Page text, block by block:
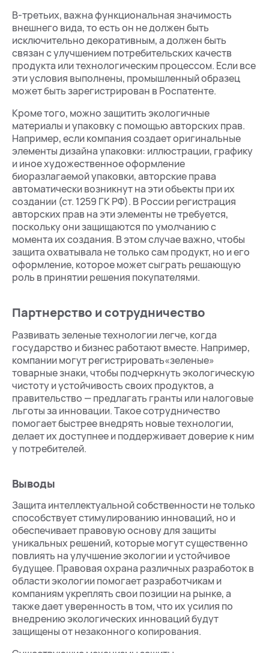
В-третьих, важна функциональная значимость
внешнего вида, то есть он не должен быть
исключительно декоративным, а должен быть
связан с улучшением потребительских качеств
продукта или технологическим процессом. Если все
эти условия выполнены, промышленный образец
может быть зарегистрирован в Роспатенте.
Кроме того, можно защитить экологичные
материалы и упаковку с помощью авторских прав.
Например, если компания создает оригинальные
элементы дизайна упаковки: иллюстрации, графику
и иное художественное оформление
биоразлагаемой упаковки, авторские права
автоматически возникнут на эти объекты при их
создании (ст. 1259 ГК РФ). В России регистрация
авторских прав на эти элементы не требуется,
поскольку они защищаются по умолчанию с
момента их создания. В этом случае важно, чтобы
защита охватывала не только сам продукт, но и его
оформление, которое может сыграть решающую
роль в принятии решения покупателями.
Партнерство и сотрудничество
Развивать зеленые технологии легче, когда
государство и бизнес работают вместе. Например,
компании могут регистрировать«зеленые»
товарные знаки, чтобы подчеркнуть экологическую
чистоту и устойчивость своих продуктов, а
правительство — предлагать гранты или налоговые
льготы за инновации. Такое сотрудничество
помогает быстрее внедрять новые технологии,
делает их доступнее и поддерживает доверие к ним
у потребителей.
Выводы
Защита интеллектуальной собственности не только
способствует стимулированию инноваций, но и
обеспечивает правовую основу для защиты
уникальных решений, которые могут существенно
повлиять на улучшение экологии и устойчивое
будущее. Правовая охрана различных разработок в
области экологии помогает разработчикам и
компаниям укреплять свои позиции на рынке, а
также дает уверенность в том, что их усилия по
внедрению экологических инноваций будут
защищены от незаконного копирования.